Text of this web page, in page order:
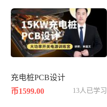
充电桩PCB设计
币1599.00
13人已学习